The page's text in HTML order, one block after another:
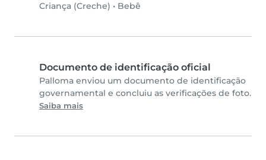
Criança (Creche) • Bebê
Documento de identificação oficial
Palloma enviou um documento de identificação
governamental e concluiu as verificações de foto.
Saiba mais